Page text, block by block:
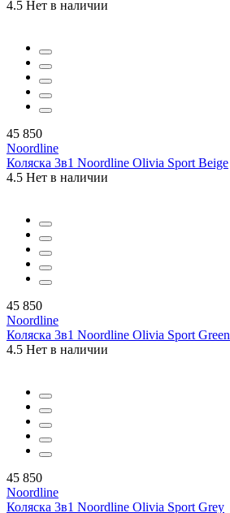
4.5 Нет в наличии
45 850
Noordline
Коляска 3в1 Noordline Olivia Sport Beige
4.5 Нет в наличии
45 850
Noordline
Коляска 3в1 Noordline Olivia Sport Green
4.5 Нет в наличии
45 850
Noordline
Коляска 3в1 Noordline Olivia Sport Grey